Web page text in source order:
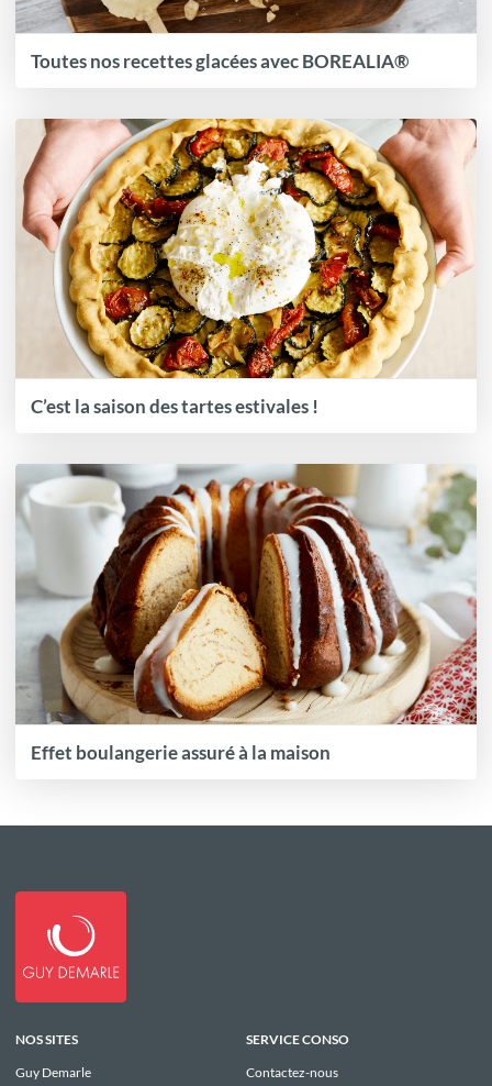
Toutes nos recettes glacées avec BOREALIA®
C’est la saison des tartes estivales !
Effet boulangerie assuré à la maison
NOS SITES
Guy Demarle
SERVICE CONSO
Contactez-nous